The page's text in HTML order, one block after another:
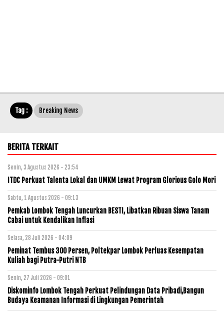
Tag : Breaking News
BERITA TERKAIT
Senin, 3 Agustus 2026 - 23:54
ITDC Perkuat Talenta Lokal dan UMKM Lewat Program Glorious Golo Mori
Sabtu, 1 Agustus 2026 - 09:13
Pemkab Lombok Tengah Luncurkan BESTI, Libatkan Ribuan Siswa Tanam
Cabai untuk Kendalikan Inflasi
Selasa, 28 Juli 2026 - 04:09
Peminat Tembus 300 Persen, Poltekpar Lombok Perluas Kesempatan
Kuliah bagi Putra-Putri NTB
Senin, 27 Juli 2026 - 09:01
Diskominfo Lombok Tengah Perkuat Pelindungan Data Pribadi,Bangun
Budaya Keamanan Informasi di Lingkungan Pemerintah